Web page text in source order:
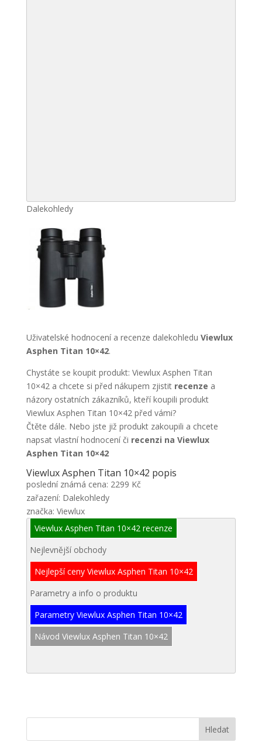
Dalekohledy
Uživatelské hodnocení a recenze dalekohledu Viewlux
Asphen Titan 10×42.
Chystáte se koupit produkt: Viewlux Asphen Titan
10×42 a chcete si před nákupem zjistit recenze a
názory ostatních zákazníků, kteří koupili produkt
Viewlux Asphen Titan 10×42 před vámi?
Čtěte dále. Nebo jste již produkt zakoupili a chcete
napsat vlastní hodnocení či recenzi na Viewlux
Asphen Titan 10×42
Viewlux Asphen Titan 10×42 popis
poslední známá cena: 2299 Kč
zařazení: Dalekohledy
značka: Viewlux
Viewlux Asphen Titan 10×42 recenze
Nejlevnější obchody
Nejlepší ceny Viewlux Asphen Titan 10×42
Parametry a info o produktu
Parametry Viewlux Asphen Titan 10×42
Návod Viewlux Asphen Titan 10×42